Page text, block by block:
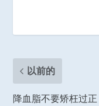
以前的
降血脂不要矫枉过正